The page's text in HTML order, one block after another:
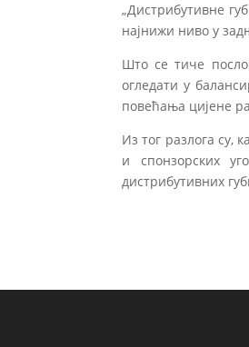
„Дистрибутивне
најнижи ниво у
Што се тиче
огледати у
повећања цијене
Из тог разлога су,
и спонзорских
дистрибутивних